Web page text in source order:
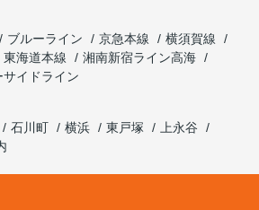
ブルーライン 京急本線
横須賀線
東海道本線
湘南新宿ライン高海
サイドライン
石川町 横浜 東戸塚
上永谷